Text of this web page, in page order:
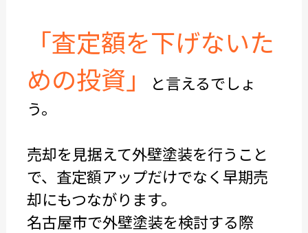
「査定額を下げないた
めの投資」
と言えるでしょ
う。
売却を見据えて外壁塗装を行うこと
で、査定額アップだけでなく早期売
却にもつながります。
名古屋市で外壁塗装を検討する際